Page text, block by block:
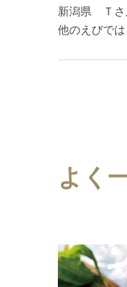
新潟県 Ｔさ
他のえびでは
よく